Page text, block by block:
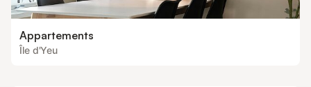
Appartements
Île d'Yeu